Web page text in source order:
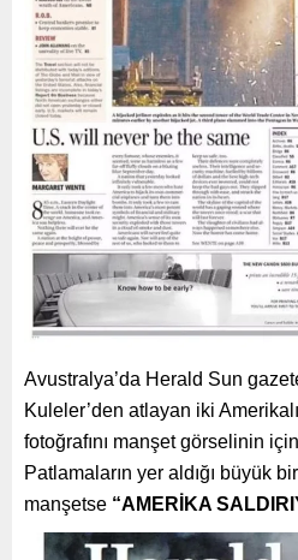
Avustralya’da Herald Sun
Kuleler’den atlayan iki
fotoğrafını manşet görselinin
Patlamaların yer aldığı büyük
manşetse “AMERİKA